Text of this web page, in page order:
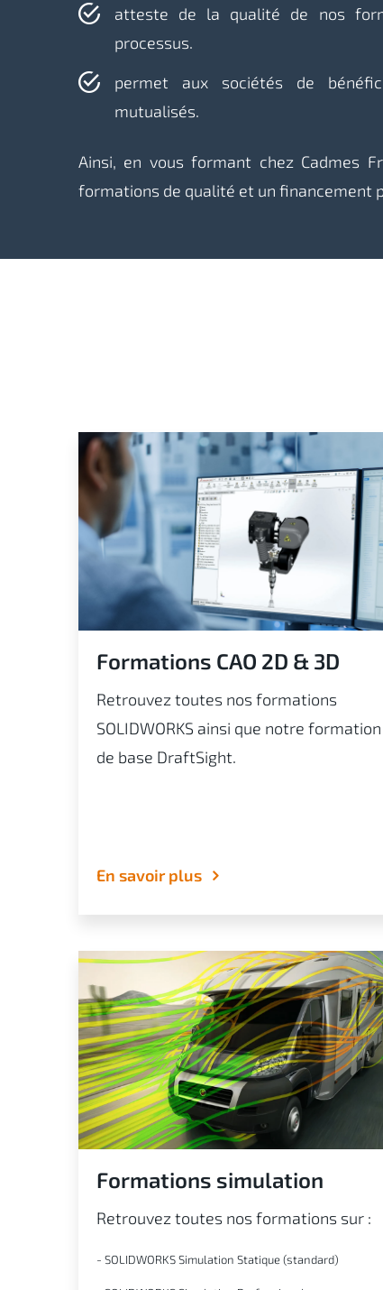
atteste de la qualité de nos
processus.
permet aux sociétés de
mutualisés.
Ainsi, en vous formant chez Cadmes
formations de qualité et un financement
Formations CAO 2D & 3D
Retrouvez toutes nos formations
SOLIDWORKS ainsi que notre formation
de base DraftSight.
En savoir plus
Formations simulation
Retrouvez toutes nos formations sur :
- SOLIDWORKS Simulation Statique (standard)